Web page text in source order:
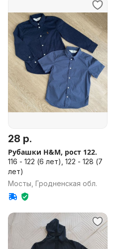
28 р.
Рубашки H&M, рост 122.
116 - 122 (6 лет), 122 - 128 (7
лет)
Мосты, Гродненская обл.